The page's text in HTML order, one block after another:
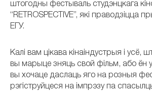
штогодны фестываль студэнцкага
“RETROSPECTIVE”, які праводзіцца
ЕГУ.
Калі вам цікава кінаіндустрыя і усё,
вы марыце зняць свой фільм, або ён
вы хочаце даслаць яго на розныя
рэгіструйцеся на імпрэзу па